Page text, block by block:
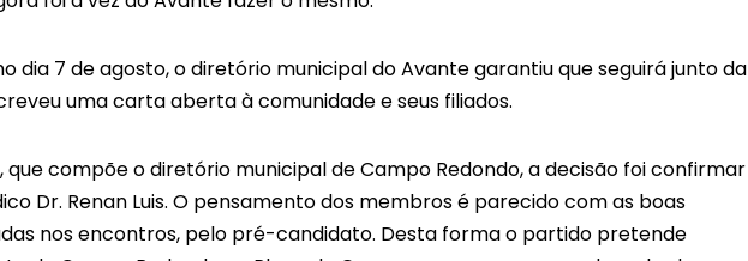
dia 7 de agosto, o diretório municipal do Avante garantiu que seguirá junto da
uma carta aberta à comunidade e seus filiados.
que compõe o diretório municipal de Campo Redondo, a decisão foi confirmar
Dr. Renan Luis. O pensamento dos membros é parecido com as boas
nos encontros, pelo pré-candidato. Desta forma o partido pretende